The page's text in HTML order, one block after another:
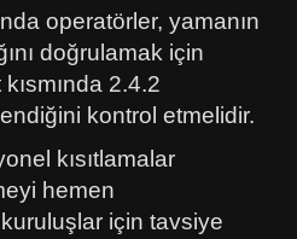
operatörler, yamanın
doğrulamak için
2.4.2
kontrol etmelidir.
kısıtlamalar
hemen
için tavsiye